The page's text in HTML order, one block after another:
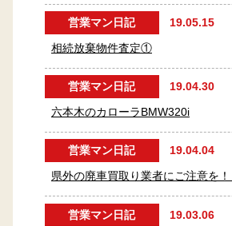
営業マン日記 19.05.15
相続放棄物件査定①
営業マン日記 19.04.30
六本木のカローラBMW320i
営業マン日記 19.04.04
県外の廃車買取り業者にご注意を！
営業マン日記 19.03.06